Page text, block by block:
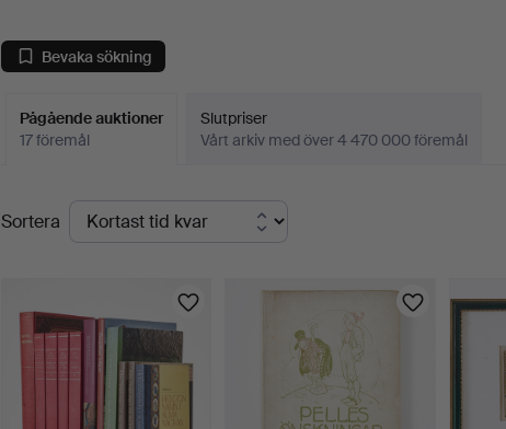
Bevaka sökning
Pågående auktioner
17 föremål
Slutpriser
Vårt arkiv med över 4 470 000 föremål
Pågående
auktioner
Sortera